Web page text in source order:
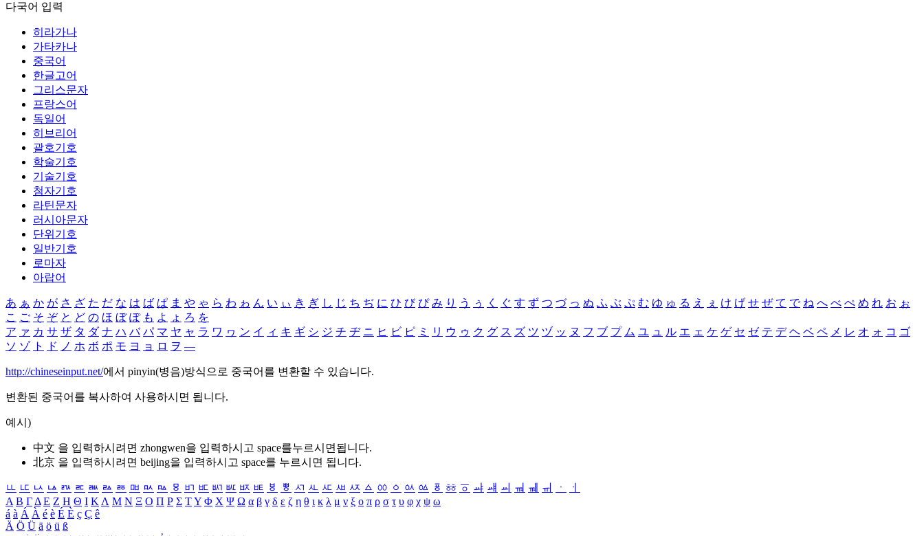
다국어 입력
히라가나
가타카나
중국어
한글고어
그리스문자
프랑스어
독일어
히브리어
괄호기호
학술기호
기술기호
첨자기호
라틴문자
러시아문자
단위기호
일반기호
로마자
아랍어
あ ぁ か が さ ざ た だ な は ば ぱ ま や ゃ ら わ ゎ ん い ぃ き ぎ し じ ち ぢ に ひ び ぴ み り う ぅ く ぐ す ず つ づ っ ぬ ふ ぶ ぷ む ゆ ゅ る え ぇ け げ せ ぜ て で ね へ べ ぺ め れ お ぉ
こ ご そ ぞ と ど の ほ ぼ ぽ も よ ょ ろ を
ア ァ カ サ ザ タ ダ ナ ハ バ パ マ ヤ ャ ラ ワ ヮ ン イ ィ キ ギ シ ジ チ ヂ ニ ヒ ビ ピ ミ リ ウ ゥ ク グ ス ズ ツ ヅ ッ ヌ フ ブ プ ム ユ ュ ル エ ェ ケ ゲ セ ゼ テ デ ヘ ベ ペ メ レ オ ォ コ ゴ
ソ ゾ ト ド ノ ホ ボ ポ モ ヨ ョ ロ ヲ ―
http://chineseinput.net/에서 pinyin(병음)방식으로 중국어를 변환할 수 있습니다.
변환된 중국어를 복사하여 사용하시면 됩니다.
예시)
中文 을 입력하시려면 zhongwen을 입력하시고 space를누르시면됩니다.
北京 을 입력하시려면 beijing을 입력하시고 space를 누르시면 됩니다.
ㅥ ㅦ ㅧ ㅨ ㅩ ㅪ ㅫ ㅬ ㅭ ㅮ ㅯ ㅰ ㅱ ㅲ ㅳ ㅴ ㅵ ㅶ ㅷ ㅸ ㅹ ㅺ ㅻ ㅼ ㅽ ㅾ ㅿ ㆀ ㆁ ㆂ ㆃ ㆄ ㆅ ㆆ ㆇ ㆈ ㆉ ㆊ ㆋ ㆌ ㆍ
ㆎ
Α Β ΓΔ Ε Ζ Η Θ Ι ΚΛ Μ Ν Ξ Ο Π Ρ Σ ΤΥ Φ Χ Ψ Ω α β γ δ ε ζ η θ ι κ λ μ ν ξ ο π ρ σ τ υ φ χ ψ ω
á à Á À é è É È ç Ç ê
Ä Ö Ü ä ö ü ß